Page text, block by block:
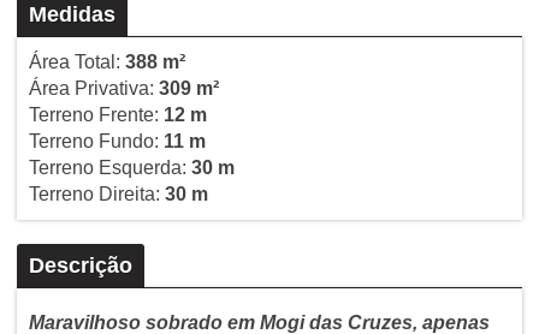
Medidas
Área Total: 388 m²
Área Privativa: 309 m²
Terreno Frente: 12 m
Terreno Fundo: 11 m
Terreno Esquerda: 30 m
Terreno Direita: 30 m
Descrição
Maravilhoso sobrado em Mogi das Cruzes, apenas